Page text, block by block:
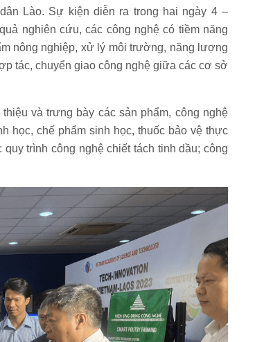
Lào. Sự kiện diễn ra trong hai ngày 4 –
nghiên cứu, các công nghệ có tiềm năng
nông nghiệp, xử lý môi trường, năng lượng
tác, chuyển giao công nghệ giữa các cơ sở
và trưng bày các sản phẩm, công nghệ
học, chế phẩm sinh học, thuốc bảo vệ thực
trình công nghệ chiết tách tinh dầu; công